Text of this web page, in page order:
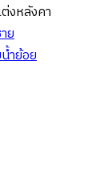
งหลังคา
ย
น้ำย้อย